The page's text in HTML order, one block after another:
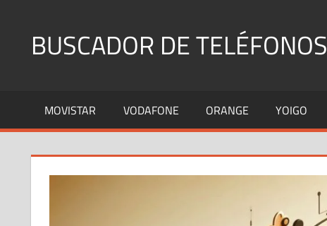
contenidoBUSCADOR DE TELÉFONOS
Fijos
y
MOVISTAR VODAFONE ORANGE YOIGO